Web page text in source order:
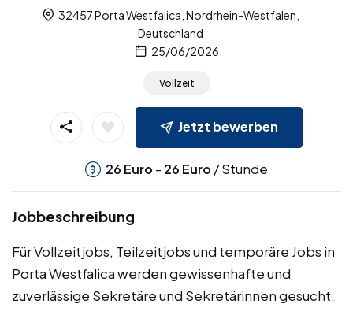
32457 Porta Westfalica, Nordrhein-Westfalen,
Deutschland
25/06/2026
Vollzeit
Jetzt bewerben
26 Euro - 26 Euro / Stunde
Jobbeschreibung
Für Vollzeitjobs, Teilzeitjobs und temporäre Jobs in
Porta Westfalica werden gewissenhafte und
zuverlässige Sekretäre und Sekretärinnen gesucht.